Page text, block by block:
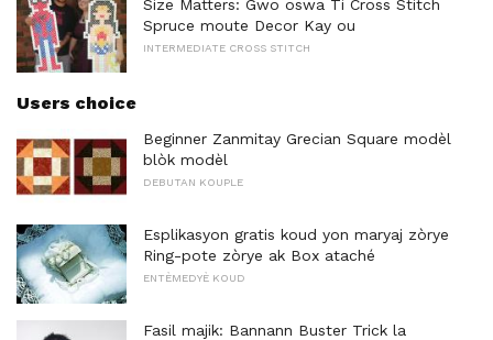
Size Matters: Gwo oswa Ti Cross Stitch
Spruce moute Decor Kay ou
INTERMEDIATE CROSS STITCH
Users choice
Beginner Zanmitay Grecian Square modèl
blòk modèl
DEBUTAN KOUPLE
Esplikasyon gratis koud yon maryaj zòrye
Ring-pote zòrye ak Box ataché
ENTÈMEDYÈ KOUD
Fasil majik: Bannann Buster Trick la